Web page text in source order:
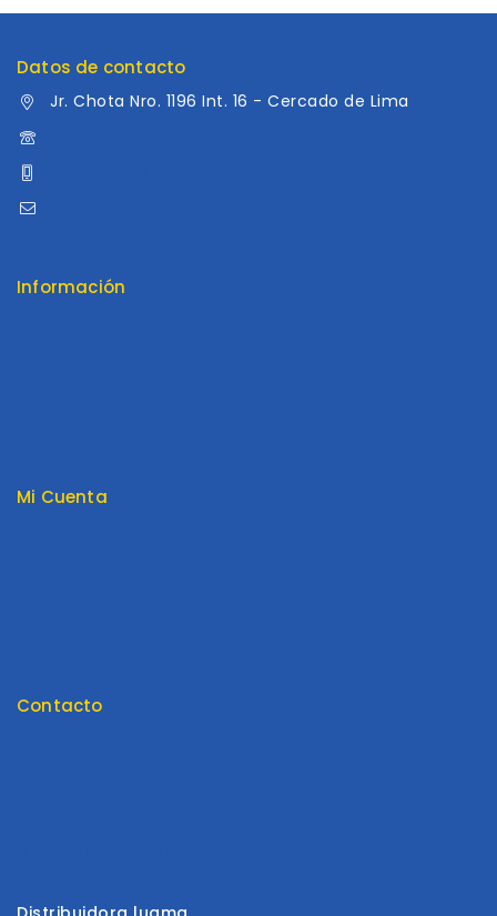
Datos de contacto
Jr. Chota Nro. 1196 Int. 16 - Cercado de Lima
Información
Mi Cuenta
Contacto